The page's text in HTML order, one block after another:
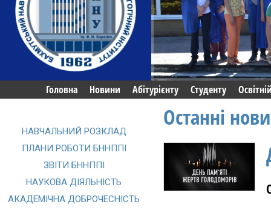
Головна Новини Абітурієнту Студенту
Останні
НАВЧАЛЬНИЙ РОЗКЛАД
ПЛАНИ РОБОТИ БННППІ
ЗВІТИ БННППІ
НАУКОВА ДІЯЛЬНІСТЬ
АКАДЕМІЧНА ДОБРОЧЕСНІСТЬ